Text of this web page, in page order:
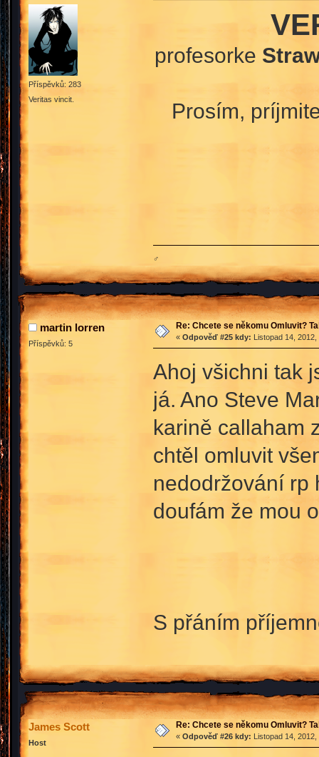
Příspěvků: 283
Veritas vincit.
profesorke
Prosím,
♂
martin lorren
Příspěvků: 5
Re: Chcete se někomu Omluvit?
« Odpověď #25 kdy: Listopad 14,
Ahoj všichni tak
já. Ano Steve
karině callaham
chtěl omluvit
nedodržování rp
doufám že mou
S přáním
James Scott
Host
Re: Chcete se někomu Omluvit?
« Odpověď #26 kdy: Listopad 14,